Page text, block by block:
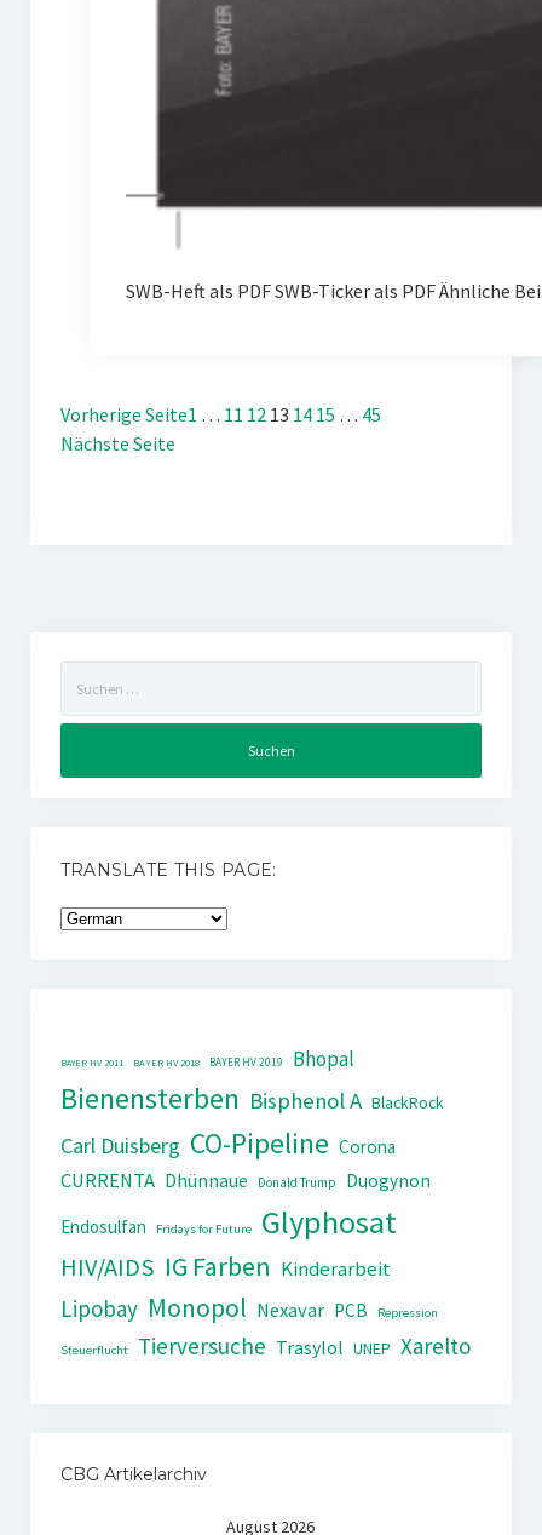
SWB-Heft als PDF SWB-Ticker als PDF Ähnliche
Vorherige Seite1 … 11 12 13 14 15 … 45
Nächste Seite
nach:
TRANSLATE THIS PAGE:
BAYER HV 2011 BAYER HV 2018 BAYER HV 2019 Bhopal
Bienensterben Bisphenol A BlackRock
Carl Duisberg CO-Pipeline Corona
CURRENTA Dhünnaue Donald Trump
Duogynon
Endosulfan
Fridays for Future Glyphosat
HIV/AIDS IG Farben Kinderarbeit
Lipobay Monopol Nexavar PCB Repression
Steuerflucht Tierversuche Trasylol UNEP Xarelto
CBG Artikelarchiv
August 2026